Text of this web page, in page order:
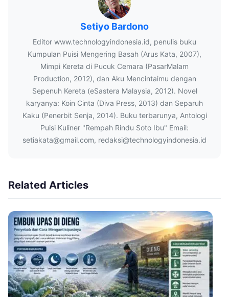
Setiyo Bardono
Editor www.technologyindonesia.id, penulis buku
Kumpulan Puisi Mengering Basah (Arus Kata, 2007),
Mimpi Kereta di Pucuk Cemara (PasarMalam
Production, 2012), dan Aku Mencintaimu dengan
Sepenuh Kereta (eSastera Malaysia, 2012). Novel
karyanya: Koin Cinta (Diva Press, 2013) dan Separuh
Kaku (Penerbit Senja, 2014). Buku terbarunya, Antologi
Puisi Kuliner "Rempah Rindu Soto Ibu" Email:
setiakata@gmail.com, redaksi@technologyindonesia.id
Related Articles